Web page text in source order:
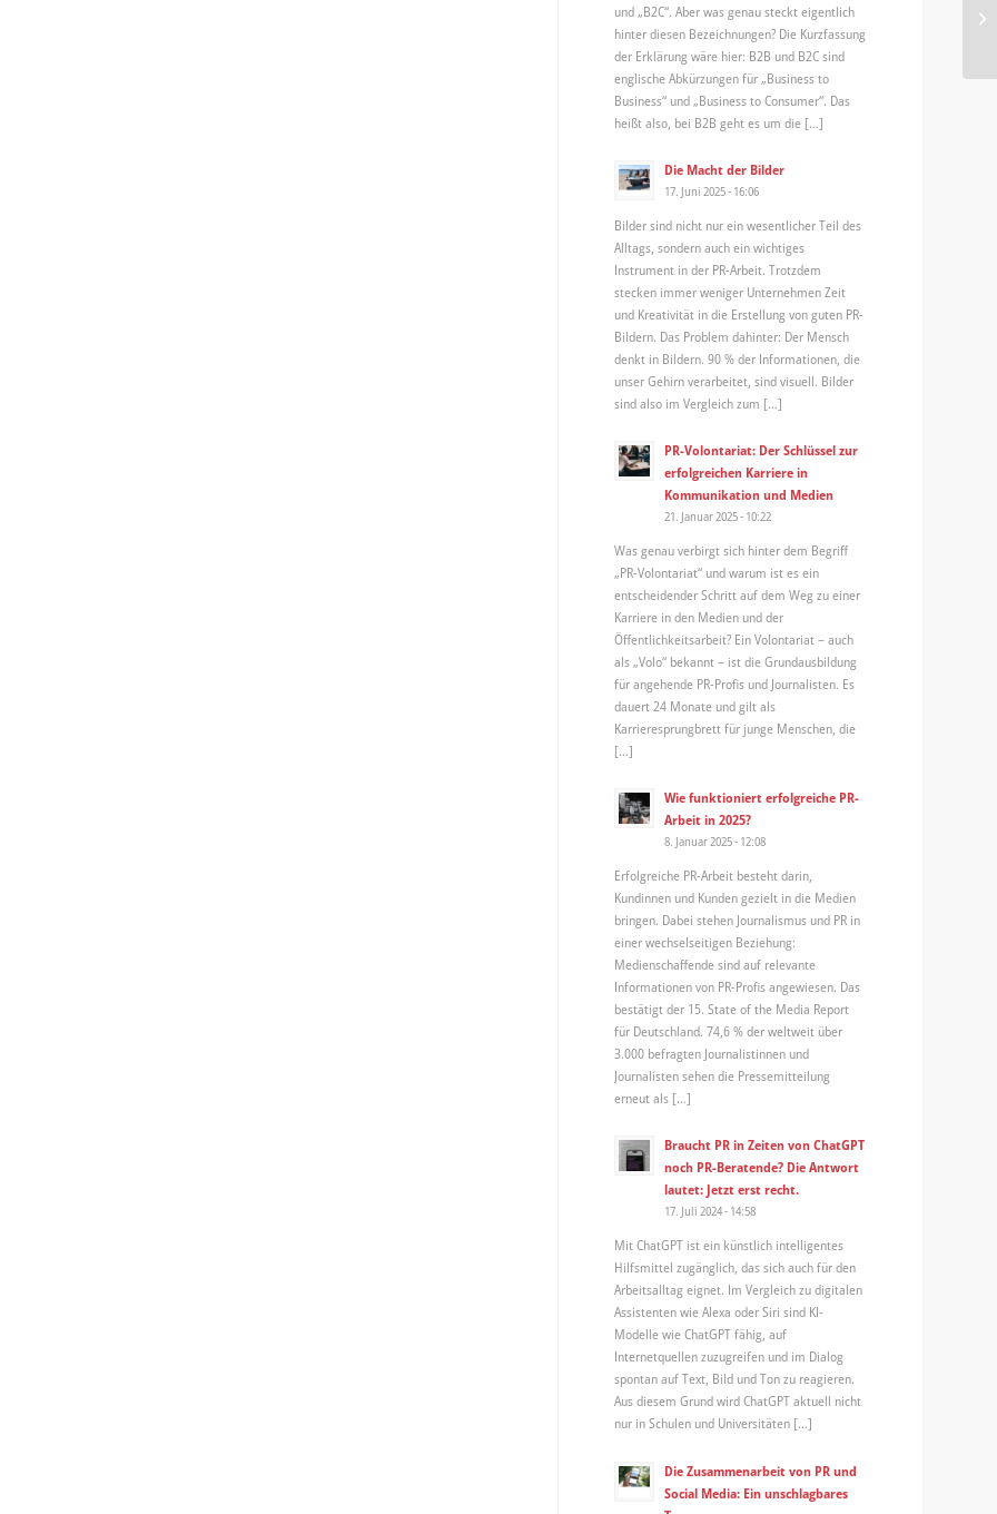
und „B2C“. Aber was genau steckt eigentlich
hinter diesen Bezeichnungen? Die Kurzfassung
der Erklärung wäre hier: B2B und B2C sind
englische Abkürzungen für „Business to
Business“ und „Business to Consumer“. Das
heißt also, bei B2B geht es um die […]
Die Macht der Bilder
17. Juni 2025 - 16:06
Bilder sind nicht nur ein wesentlicher Teil des
Alltags, sondern auch ein wichtiges
Instrument in der PR-Arbeit. Trotzdem
stecken immer weniger Unternehmen Zeit
und Kreativität in die Erstellung von guten PR-
Bildern. Das Problem dahinter: Der Mensch
denkt in Bildern. 90 % der Informationen, die
unser Gehirn verarbeitet, sind visuell. Bilder
sind also im Vergleich zum […]
PR-Volontariat: Der Schlüssel zur
erfolgreichen Karriere in
Kommunikation und Medien
21. Januar 2025 - 10:22
Was genau verbirgt sich hinter dem Begriff
„PR-Volontariat“ und warum ist es ein
entscheidender Schritt auf dem Weg zu einer
Karriere in den Medien und der
Öffentlichkeitsarbeit? Ein Volontariat – auch
als „Volo“ bekannt – ist die Grundausbildung
für angehende PR-Profis und Journalisten. Es
dauert 24 Monate und gilt als
Karrieresprungbrett für junge Menschen, die
[…]
Wie funktioniert erfolgreiche PR-
Arbeit in 2025?
8. Januar 2025 - 12:08
Erfolgreiche PR-Arbeit besteht darin,
Kundinnen und Kunden gezielt in die Medien
bringen. Dabei stehen Journalismus und PR in
einer wechselseitigen Beziehung:
Medienschaffende sind auf relevante
Informationen von PR-Profis angewiesen. Das
bestätigt der 15. State of the Media Report
für Deutschland. 74,6 % der weltweit über
3.000 befragten Journalistinnen und
Journalisten sehen die Pressemitteilung
erneut als […]
Braucht PR in Zeiten von ChatGPT
noch PR-Beratende? Die Antwort
lautet: Jetzt erst recht.
17. Juli 2024 - 14:58
Mit ChatGPT ist ein künstlich intelligentes
Hilfsmittel zugänglich, das sich auch für den
Arbeitsalltag eignet. Im Vergleich zu digitalen
Assistenten wie Alexa oder Siri sind KI-
Modelle wie ChatGPT fähig, auf
Internetquellen zuzugreifen und im Dialog
spontan auf Text, Bild und Ton zu reagieren.
Aus diesem Grund wird ChatGPT aktuell nicht
nur in Schulen und Universitäten […]
Die Zusammenarbeit von PR und
Social Media: Ein unschlagbares